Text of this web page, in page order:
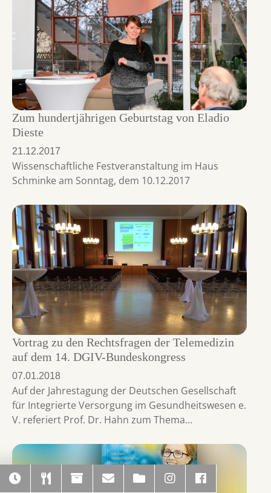
Zum hundertjährigen Geburtstag von Eladio
Dieste
21.12.2017
Wissenschaftliche Festveranstaltung im Haus
Schminke am Sonntag, dem 10.12.2017
Vortrag zu den Rechtsfragen der Telemedizin
auf dem 14. DGIV-Bundeskongress
07.01.2018
Auf der Jahrestagung der Deutschen Gesellschaft
für Integrierte Versorgung im Gesundheitswesen e.
V. referiert Prof. Dr. Hahn zum Thema…